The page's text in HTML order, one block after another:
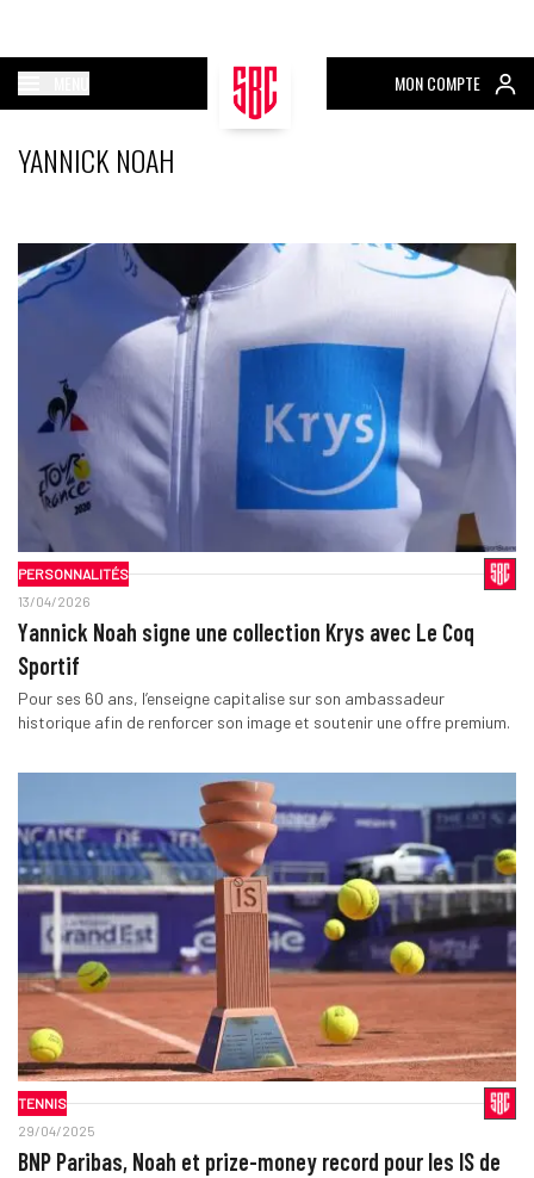
MON COMPTE
YANNICK NOAH
PERSONNALITÉS
13/04/2026
Yannick Noah signe une collection Krys avec Le Coq
Sportif
Pour ses 60 ans, l’enseigne capitalise sur son ambassadeur
historique afin de renforcer son image et soutenir une offre premium.
TENNIS
29/04/2025
BNP Paribas, Noah et prize-money record pour les IS de